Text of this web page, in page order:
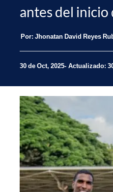
antes del inicio
Por: Jhonatan David Reyes
30 de Oct, 2025 Actualizado: